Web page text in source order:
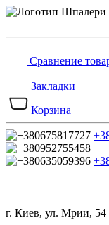
Сравнение
Закладки
Корзина
г. Киев, ул. Мрии, 54